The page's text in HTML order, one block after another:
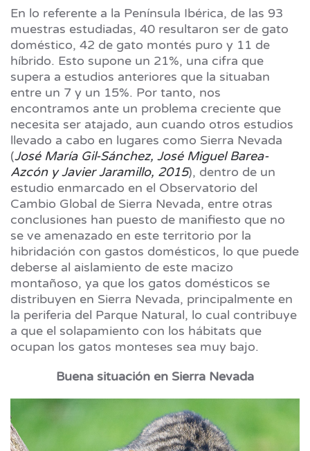
En lo referente a la Península Ibérica, de las 93
muestras estudiadas, 40 resultaron ser de gato
doméstico, 42 de gato montés puro y 11 de
híbrido. Esto supone un 21%, una cifra que
supera a estudios anteriores que la situaban
entre un 7 y un 15%. Por tanto, nos
encontramos ante un problema creciente que
necesita ser atajado, aun cuando otros estudios
llevado a cabo en lugares como Sierra Nevada
(José María Gil-Sánchez, José Miguel Barea-
Azcón y Javier Jaramillo, 2015), dentro de un
estudio enmarcado en el Observatorio del
Cambio Global de Sierra Nevada, entre otras
conclusiones han puesto de manifiesto que no
se ve amenazado en este territorio por la
hibridación con gastos domésticos, lo que puede
deberse al aislamiento de este macizo
montañoso, ya que los gatos domésticos se
distribuyen en Sierra Nevada, principalmente en
la periferia del Parque Natural, lo cual contribuye
a que el solapamiento con los hábitats que
ocupan los gatos monteses sea muy bajo.
Buena situación en Sierra Nevada